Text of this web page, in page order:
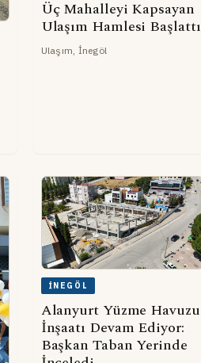
Üç Mahalleyi Kapsayan
Ulaşım Hamlesi Başlattı
Ulaşım, İnegöl
İNEGÖL
Alanyurt Yüzme Havuzu
İnşaatı Devam Ediyor:
Başkan Taban Yerinde